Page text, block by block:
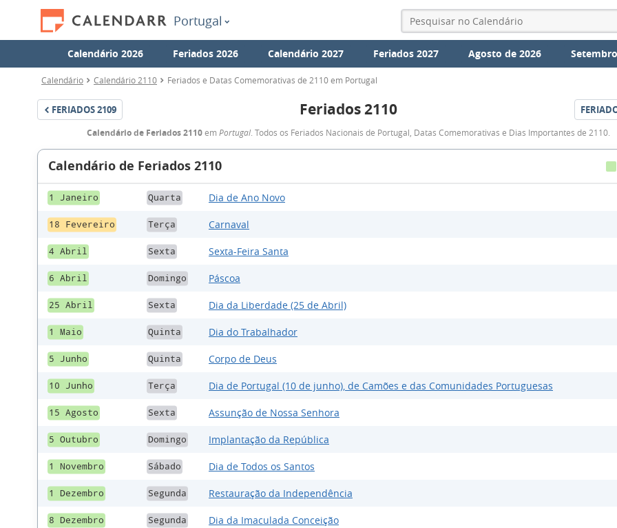
Portugal
Calendário 2026 Feriados 2026 Calendário 2027 Feriados 2027 Agosto de 2026
Calendário Calendário 2110 Feriados e Datas Comemorativas de 2110 em Portugal
FERIADOS2109
Feriados
2110
Feriados 2110
Calendário de Feriados 2110em Portugal . Todos os Feriados Nacionais de Portugal, Datas Comemorativas e Dias Importantes de 2110.
Calendário de Feriados 2110
1 Janeiro Quarta Dia de Ano Novo
18 Fevereiro Terça Carnaval
4 Abril Sexta Sexta-Feira Santa
6 Abril Domingo Páscoa
25 Abril Sexta Dia da Liberdade (25 de Abril)
1 Maio Quinta Dia do Trabalhador
5 Junho Quinta Corpo de Deus
10 Junho Terça Dia de Portugal (10 de junho), de Camões e das Comunidades Portuguesas
15 Agosto Sexta Assunção de Nossa Senhora
5 Outubro Domingo Implantação da República
1 Novembro Sábado Dia de Todos os Santos
1 Dezembro Segunda Restauração da Independência
8 Dezembro Segunda Dia da Imaculada Conceição